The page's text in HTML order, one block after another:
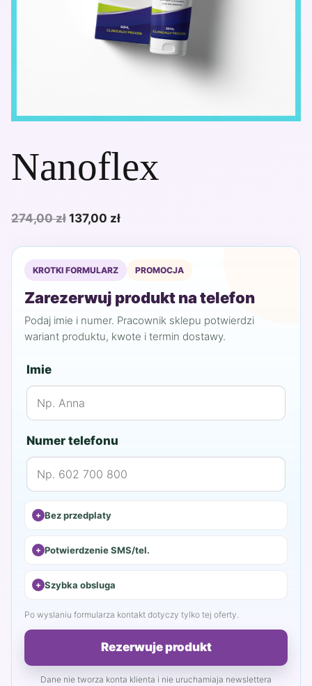
Nanoflex
274,00zł Pierwotna
274,00 zł.
137,00 złAktualna
137,00 zł.
KROTKI FORMULARZ PROMOCJA
Zarezerwuj produkt na telefon
Podaj imie i numer. Pracownik sklepu potwierdzi
wariant produktu, kwote i termin dostawy.
Imie
Numer telefonu
Bez przedplaty
Potwierdzenie SMS/tel.
Szybka obsluga
Po wyslaniu formularza kontakt dotyczy tylko tej oferty.
Rezerwuje produkt
Dane nie tworza konta klienta i nie uruchamiaja newslettera